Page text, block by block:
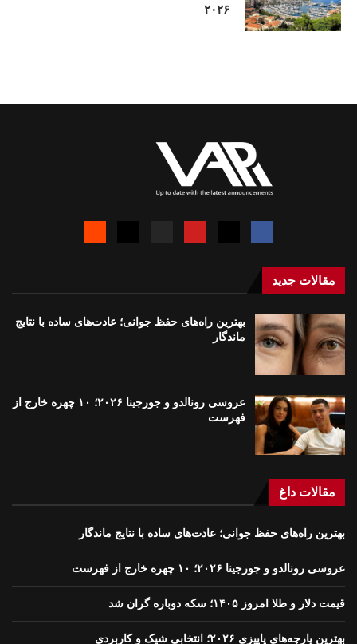
۲۰۲۶
مقالات جدید
بهترین راه‌های حفظ جوانی؛ عادت‌های ساده با نتایج
ماندگار
عروسی رونالدو و جورجینا ۲۰۲۶؛ ۱۰ چهره خارج از
فهرست
مقالات داغ
بهترین راه‌های حفظ جوانی؛ عادت‌های ساده با نتایج ماندگار
عروسی رونالدو و جورجینا ۲۰۲۶؛ ۱۰ چهره خارج از فهرست
قیمت دلار و طلا امروز ۱۴۰۵؛ سکه دوباره گران شد
بهترین پارچه‌های پاییزی ۲۰۲۶؛ انتخابی شیک و کاربردی